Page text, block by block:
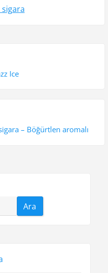
Ice
– Böğürtlen aromalı
Ara